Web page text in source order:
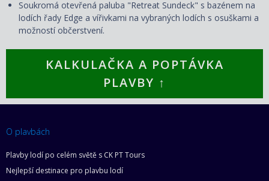
Soukromá otevřená paluba "Retreat Sundeck" s bazénem na
lodích řady Edge a vířivkami na vybraných lodích s osuškami a
možností občerstvení.
KALKULAČKA A POPTÁVKA
PLAVBY ↑
O plavbách
Plavby lodí po celém světě s CK PT Tours
Nejlepší destinace pro plavbu lodí